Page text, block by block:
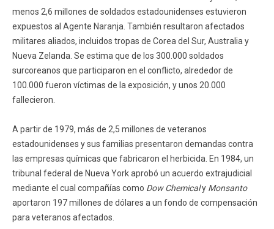
menos 2,6 millones de soldados estadounidenses estuvieron
expuestos al Agente Naranja. También resultaron afectados
militares aliados, incluidos tropas de Corea del Sur, Australia y
Nueva Zelanda. Se estima que de los 300.000 soldados
surcoreanos que participaron en el conflicto, alrededor de
100.000 fueron víctimas de la exposición, y unos 20.000
fallecieron.
A partir de 1979, más de 2,5 millones de veteranos
estadounidenses y sus familias presentaron demandas contra
las empresas químicas que fabricaron el herbicida. En 1984, un
tribunal federal de Nueva York aprobó un acuerdo extrajudicial
mediante el cual compañías como Dow Chemicaly Monsanto
aportaron 197 millones de dólares a un fondo de compensación
para veteranos afectados.